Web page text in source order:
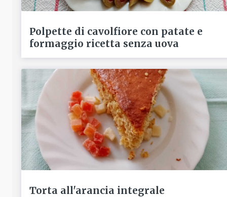
Polpette di cavolfiore con patate e
formaggio ricetta senza uova
Torta all'arancia integrale